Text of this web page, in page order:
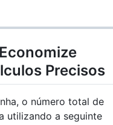
Precisos
o número total de
utilizando a seguinte